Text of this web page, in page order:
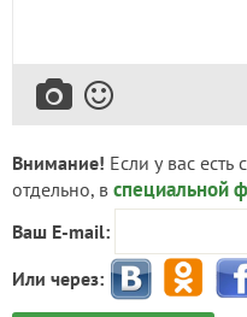
Внимание! Если у вас есть
отдельно, в специальной
Ваш E-mail:
Или через: